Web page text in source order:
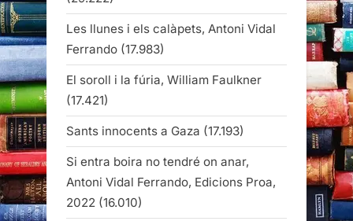
Les llunes i els calàpets, Antoni Vidal
Ferrando (17.983)
El soroll i la fúria, William Faulkner
(17.421)
Sants innocents a Gaza (17.193)
Si entra boira no tendré on anar,
Antoni Vidal Ferrando, Edicions Proa,
2022 (16.010)